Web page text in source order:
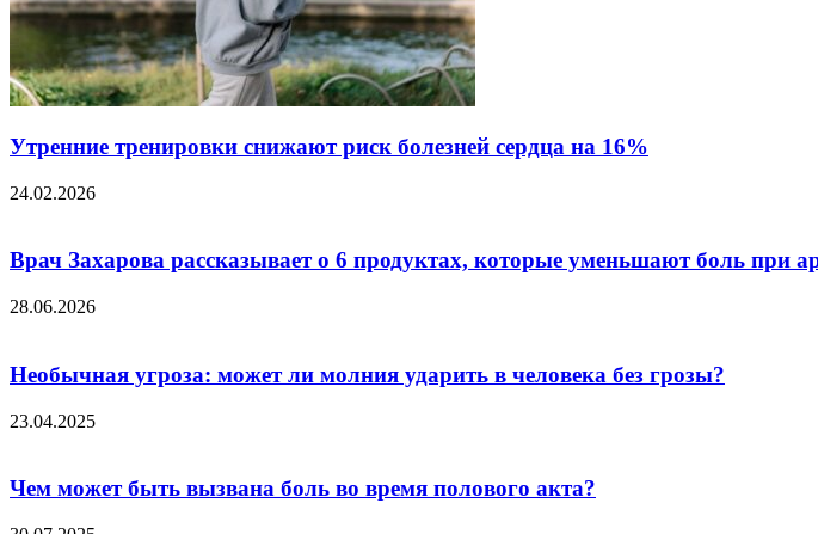
Утренние тренировки снижают риск болезней сердца на 16%
24.02.2026
Врач Захарова рассказывает о 6 продуктах, которые уменьшают боль при
28.06.2026
Необычная угроза: может ли молния ударить в человека без грозы?
23.04.2025
Чем может быть вызвана боль во время полового акта?